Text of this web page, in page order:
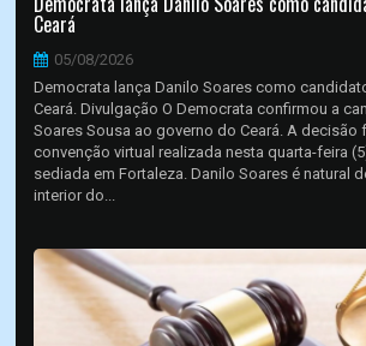
Ceará
05/08/2026
Democrata lança Danilo Soares como
Ceará. Divulgação O Democrata confirmou a
Soares Sousa ao governo do Ceará. A decisão
convenção virtual realizada nesta quarta-feira
sediada em Fortaleza. Danilo Soares é natural
interior do...